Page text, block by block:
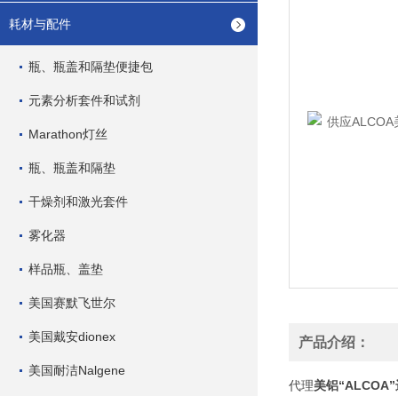
耗材与配件
瓶、瓶盖和隔垫便捷包
元素分析套件和试剂
Marathon灯丝
瓶、瓶盖和隔垫
干燥剂和激光套件
雾化器
样品瓶、盖垫
美国赛默飞世尔
美国戴安dionex
美国耐洁Nalgene
产品介绍：
代理美铝